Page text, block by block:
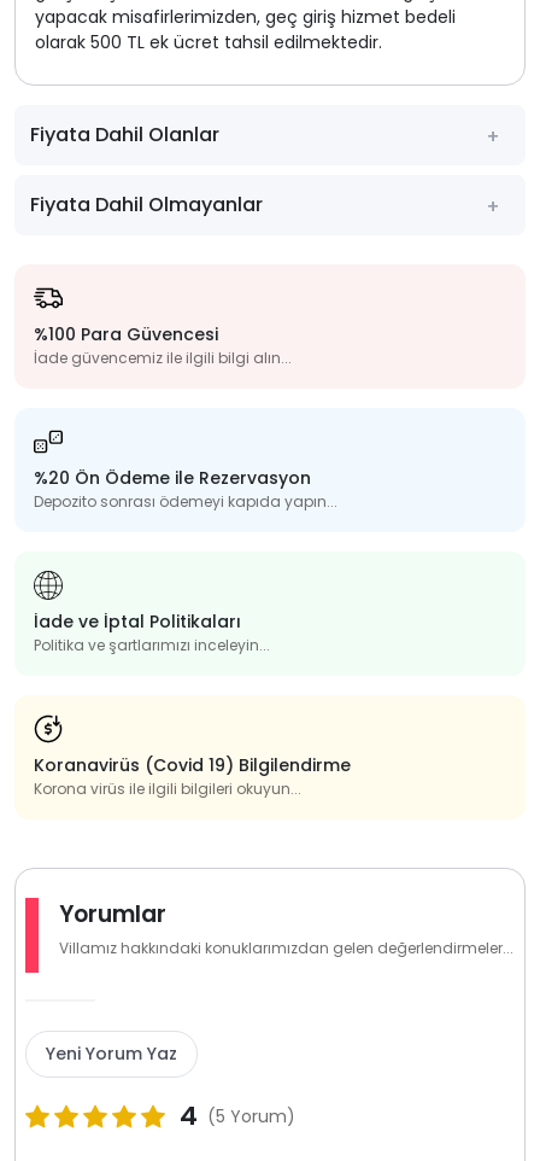
yapacak misafirlerimizden, geç giriş hizmet bedeli
olarak 500 TL ek ücret tahsil edilmektedir.
Fiyata Dahil Olanlar
Fiyata Dahil Olmayanlar
%100 Para Güvencesi
İade güvencemiz ile ilgili bilgi alın...
%20 Ön Ödeme ile Rezervasyon
Depozito sonrası ödemeyi kapıda yapın...
İade ve İptal Politikaları
Politika ve şartlarımızı inceleyin...
Koranavirüs (Covid 19) Bilgilendirme
Korona virüs ile ilgili bilgileri okuyun...
Yorumlar
Villamız hakkındaki konuklarımızdan gelen değerlendirmeler...
Yeni Yorum Yaz
4 (5 Yorum)